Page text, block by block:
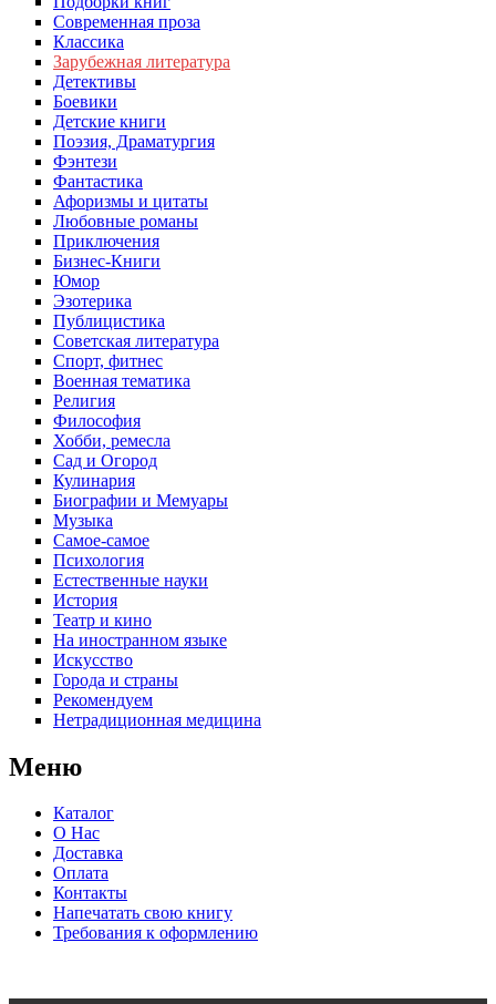
Современная проза
Классика
Зарубежная литература
Детективы
Боевики
Детские книги
Поэзия, Драматургия
Фэнтези
Фантастика
Афоризмы и цитаты
Любовные романы
Приключения
Бизнес-Книги
Юмор
Эзотерика
Публицистика
Советская литература
Спорт, фитнес
Военная тематика
Религия
Философия
Хобби, ремесла
Сад и Огород
Кулинария
Биографии и Мемуары
Музыка
Самое-самое
Психология
Естественные науки
История
Театр и кино
На иностранном языке
Искусство
Города и страны
Рекомендуем
Нетрадиционная медицина
Меню
Каталог
О Нас
Доставка
Оплата
Контакты
Напечатать свою книгу
Требования к оформлению